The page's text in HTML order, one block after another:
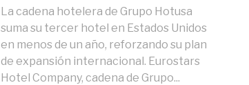
La cadena hotelera de Grupo Hotusa
suma su tercer hotel en Estados Unidos
en menos de un año, reforzando su plan
de expansión internacional. Eurostars
Hotel Company, cadena de Grupo...